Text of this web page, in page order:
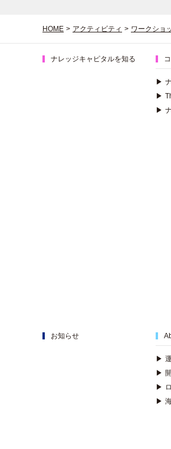
HOME > アクティビティ > ワークショ
ナレッジキャピタルを知る
▶
▶
▶
お知らせ
▶
▶
▶
▶